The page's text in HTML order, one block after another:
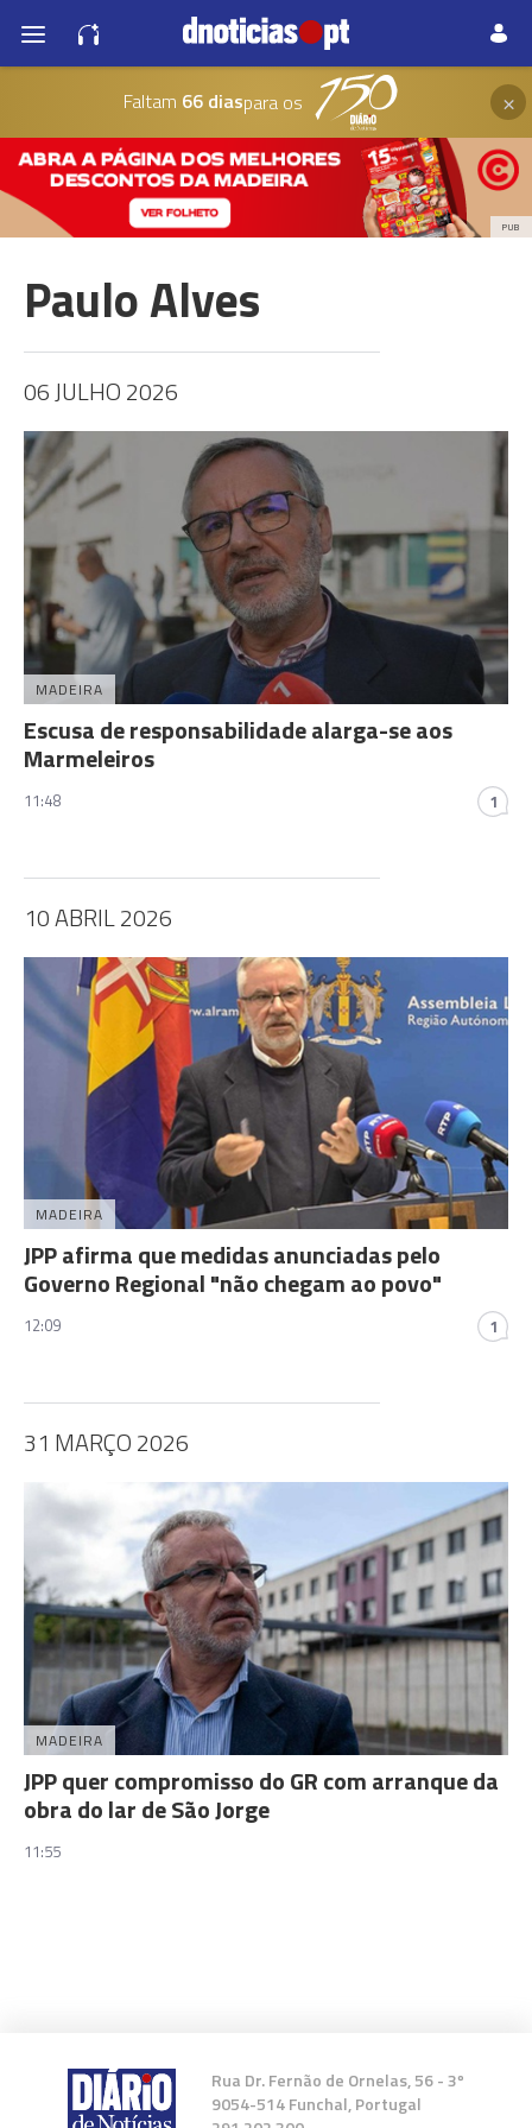
Faltam 66 diaspara os ×
PUB
Paulo Alves
06 JULHO 2026
MADEIRA
Escusa de responsabilidade alarga-se aos
Marmeleiros
11:48 1
10 ABRIL 2026
MADEIRA
JPP afirma que medidas anunciadas pelo
Governo Regional "não chegam ao povo"
12:09 1
31 MARÇO 2026
MADEIRA
JPP quer compromisso do GR com arranque da
obra do lar de São Jorge
11:55
Rua Dr. Fernão de Ornelas, 56 - 3º
9054-514 Funchal, Portugal